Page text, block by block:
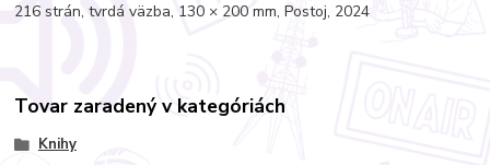
216 strán, tvrdá väzba, 130 × 200 mm, Postoj, 2024
Tovar zaradený v kategóriách
Knihy